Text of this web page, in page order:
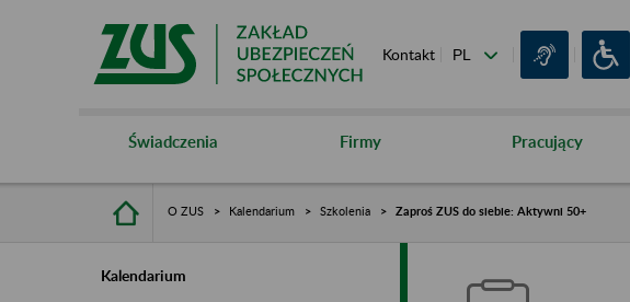
Kontakt
Świadczenia Firmy Pracujący
O ZUS Kalendarium Szkolenia Zaproś ZUS do siebie: Aktywni 50+
Kalendarium